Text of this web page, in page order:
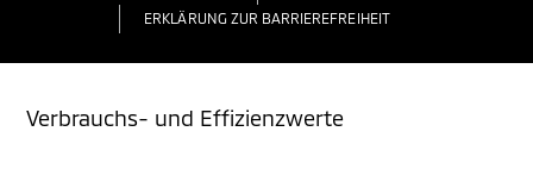
ERKLÄRUNG ZUR BARRIEREFREIHEIT
Verbrauchs- und Effizienzwerte